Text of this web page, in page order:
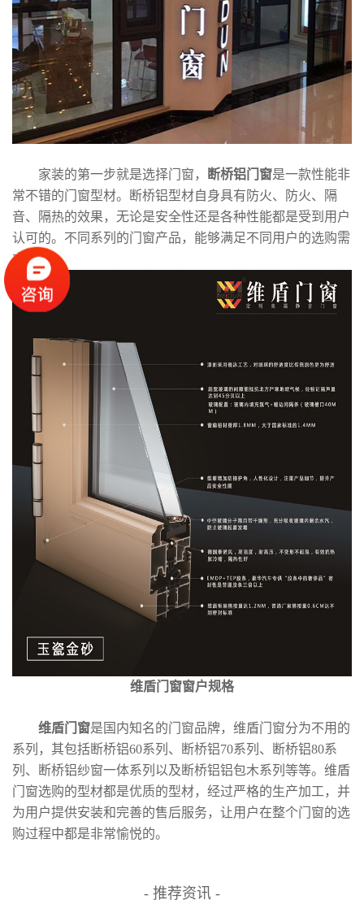
家装的第一步就是选择门窗， 断桥铝门窗是一款性能非
常不错的门窗型材。断桥铝型材自身具有防火、防火、隔
音、隔热的效果，无论是安全性还是各种性能都是受到用户
认可的。不同系列的门窗产品，能够满足不同用户的选购需
求。
维盾门窗窗户规格
维盾门窗是国内知名的门窗品牌，维盾门窗分为不用的
系列，其包括断桥铝60系列、断桥铝70系列、断桥铝80系
列、断桥铝纱窗一体系列以及断桥铝铝包木系列等等。维盾
门窗选购的型材都是优质的型材，经过严格的生产加工，并
为用户提供安装和完善的售后服务，让用户在整个门窗的选
购过程中都是非常愉悦的。
- 推荐资讯 -